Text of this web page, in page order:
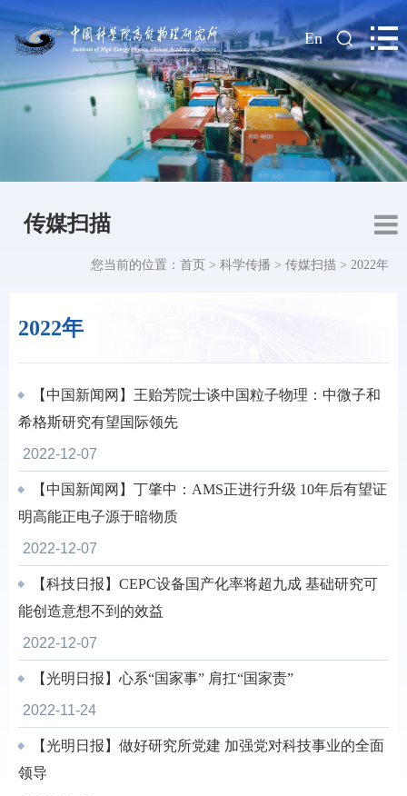
| En
传媒扫描
2022年
您当前的位置： 首页 > 科学传播 > 传媒扫描 > 2022年
【中国新闻网】王贻芳院士谈中国粒子物理：中微子和
希格斯研究有望国际领先
2022-12-07
【中国新闻网】丁肇中：AMS正进行升级 10年后有望证
明高能正电子源于暗物质
2022-12-07
【科技日报】CEPC设备国产化率将超九成 基础研究可
能创造意想不到的效益
2022-12-07
【光明日报】心系“国家事” 肩扛“国家责”
2022-11-24
【光明日报】做好研究所党建 加强党对科技事业的全面
领导